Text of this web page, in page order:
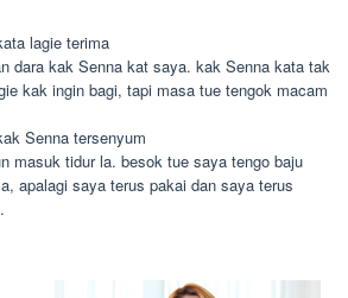
lagie terima
dara kak Senna kat saya. kak Senna kata tak
kak ingin bagi, tapi masa tue tengok macam
Senna tersenyum
masuk tidur la. besok tue saya tengo baju
apalagi saya terus pakai dan saya terus